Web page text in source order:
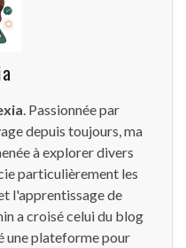
. Passionnée par
depuis toujours, ma
à explorer divers
particulièrement les
l'apprentissage de
a croisé celui du blog
une plateforme pour